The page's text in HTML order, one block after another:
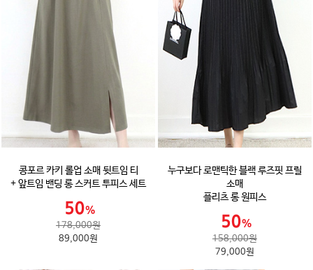
콩포르 카키 롤업 소매 뒷트임 티
+ 앞트임 밴딩 롱 스커트 투피스 세트
178,000원
89,000원
누구보다 로맨틱한 블랙 루즈핏 프릴
소매
플리츠 롱 원피스
158,000원
79,000원